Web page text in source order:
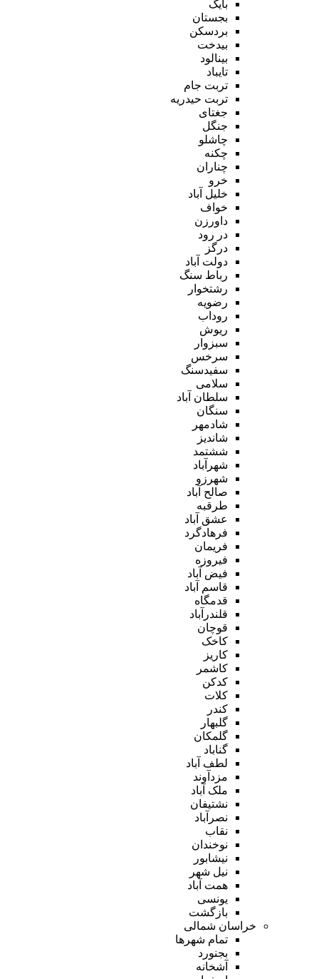
بایگ
بجستان
بردسکن
بیدخت
بینالود
تایباد
تربت جام
تربت حیدریه
جغتای
جنگل
چاشلو
چکنه
چناران
خرو
خلیل آباد
خواف
داورزن
در رود
درگز
دولت آباد
رباط سنگ
رشتخوار
رضویه
روداب
ریوش
سبزوار
سرخس
سفیدسنگ
سلامی
سلطان آباد
سنگان
شادمهر
شاندیز
ششتمد
شهرآباد
شهرزو
صالح آباد
طرقبه
عشق آباد
فرهادگرد
فریمان
فیروزه
فیض آباد
قاسم آباد
قدمگاه
قلندرآباد
قوچان
کاخک
کاریز
کاشمر
کدکن
کلات
کندر
گلبهار
گلمکان
گناباد
لطف آباد
مزدآوند
ملک آباد
نشتیفان
نصرآباد
نقاب
نوخندان
نیشابور
نیل شهر
همت آباد
یونسی
بازگشت
خراسان شمالی
تمام شهر‌ها
بجنورد
آشخانه